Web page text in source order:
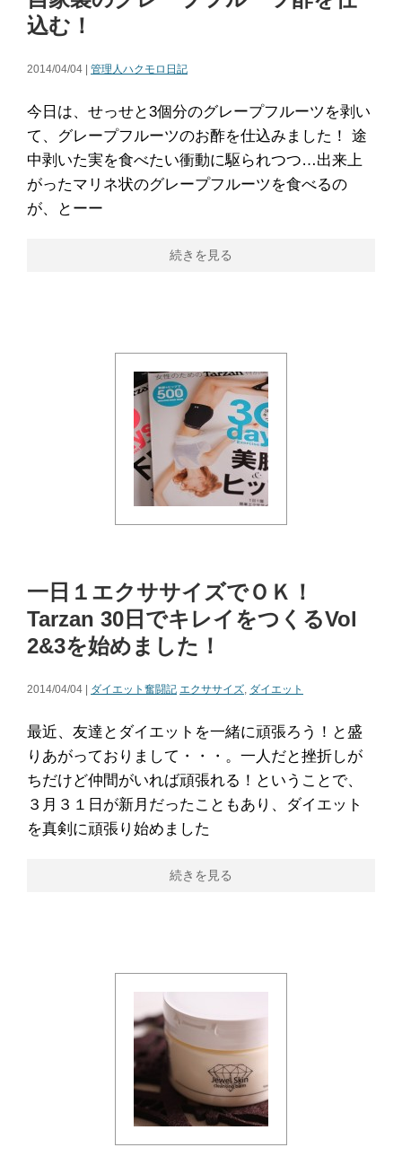
込む！
2014/04/04 | 管理人ハクモロ日記
今日は、せっせと3個分のグレープフルーツを剥い
て、グレープフルーツのお酢を仕込みました！ 途
中剥いた実を食べたい衝動に駆られつつ…出来上
がったマリネ状のグレープフルーツを食べるの
が、とーー
続きを見る
一日１エクササイズでＯＫ！
Tarzan 30日でキレイをつくるVol
2&3を始めました！
2014/04/04 | ダイエット奮闘記 エクササイズ, ダイエット
最近、友達とダイエットを一緒に頑張ろう！と盛
りあがっておりまして・・・。一人だと挫折しが
ちだけど仲間がいれば頑張れる！ということで、
３月３１日が新月だったこともあり、ダイエット
を真剣に頑張り始めました
続きを見る